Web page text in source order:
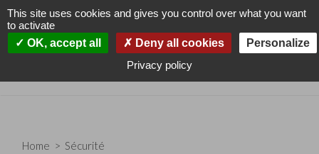
Skip
to
content
Cyklodev
Adminsys and more
Home > Sécurité
This site uses cookies and gives you control over what you want
to activate
OK, accept all
Deny all cookies
Personalize
Privacy policy